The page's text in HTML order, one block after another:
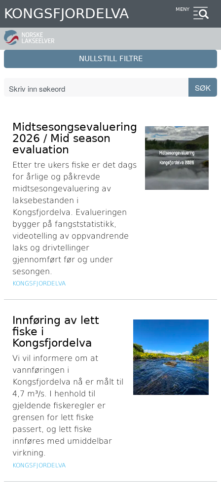
Hopp
til
hovedinnhold
KONGSFJORDELVA MENY
NULLSTILL FILTRE
Midtsesongsevaluering
2026 / Mid season
evaluation
Etter tre ukers fiske er det dags
for årlige og påkrevde
midtsesongevaluering av
laksebestanden i
Kongsfjordelva. Evalueringen
bygger på fangststatistikk,
videotelling av oppvandrende
laks og drivtellinger
gjennomført før og under
sesongen.
KONGSFJORDELVA
Innføring av lett
fiske i
Kongsfjordelva
Vi vil informere om at
vannføringen i
Kongsfjordelva nå er målt til
4,7 m³/s. I henhold til
gjeldende fiskeregler er
grensen for lett fiske
passert, og lett fiske
innføres med umiddelbar
virkning.
KONGSFJORDELVA